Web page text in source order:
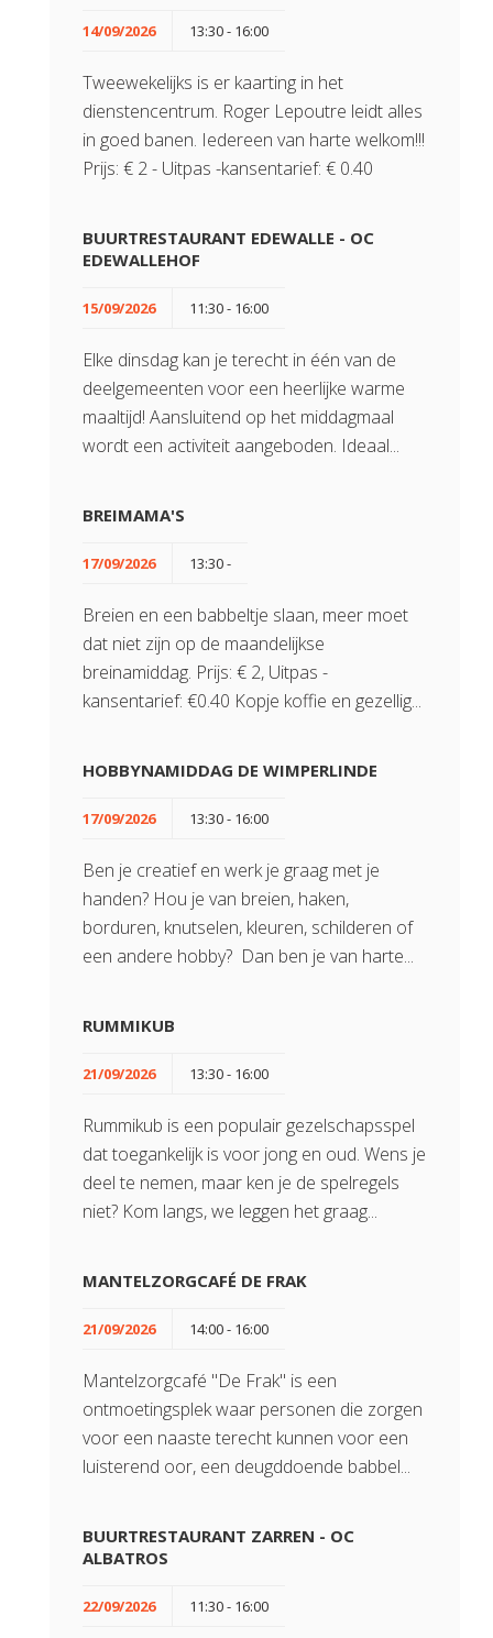
14/09/2026 13:30 - 16:00
Tweewekelijks is er kaarting in het
dienstencentrum. Roger Lepoutre leidt alles
in goed banen. Iedereen van harte welkom!!!
Prijs: € 2 - Uitpas -kansentarief: € 0.40
BUURTRESTAURANT EDEWALLE - OC
EDEWALLEHOF
15/09/2026 11:30 - 16:00
Elke dinsdag kan je terecht in één van de
deelgemeenten voor een heerlijke warme
maaltijd! Aansluitend op het middagmaal
wordt een activiteit aangeboden. Ideaal...
BREIMAMA'S
17/09/2026 13:30 -
Breien en een babbeltje slaan, meer moet
dat niet zijn op de maandelijkse
breinamiddag. Prijs: € 2, Uitpas -
kansentarief: €0.40 Kopje koffie en gezellig...
HOBBYNAMIDDAG DE WIMPERLINDE
17/09/2026 13:30 - 16:00
Ben je creatief en werk je graag met je
handen? Hou je van breien, haken,
borduren, knutselen, kleuren, schilderen of
een andere hobby? Dan ben je van harte...
RUMMIKUB
21/09/2026 13:30 - 16:00
Rummikub is een populair gezelschapsspel
dat toegankelijk is voor jong en oud. Wens je
deel te nemen, maar ken je de spelregels
niet? Kom langs, we leggen het graag...
MANTELZORGCAFÉ DE FRAK
21/09/2026 14:00 - 16:00
Mantelzorgcafé "De Frak" is een
ontmoetingsplek waar personen die zorgen
voor een naaste terecht kunnen voor een
luisterend oor, een deugddoende babbel...
BUURTRESTAURANT ZARREN - OC
ALBATROS
22/09/2026 11:30 - 16:00